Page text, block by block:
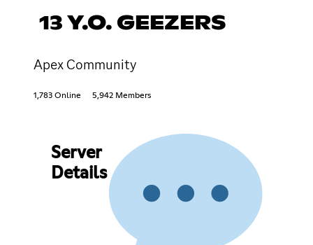
13 Y.O. GEEZERS
Apex Community
1,783 Online 5,942 Members
Server
Details